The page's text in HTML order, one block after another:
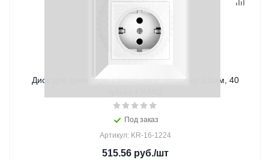
Диск для триммера 230x25,4мм, толщина 1,3мм, 40
Под заказ
Артикул: KR-16-1224
515.56руб./шт